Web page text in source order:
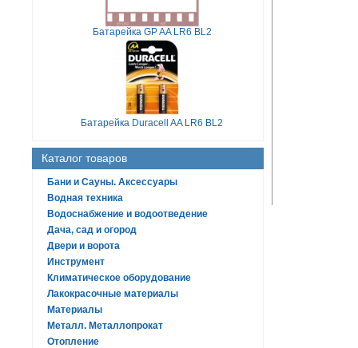
Батарейка GP AA LR6 BL2
Батарейка Duracell AA LR6 BL2
Каталог товаров
Бани и Сауны. Аксессуары
Водная техника
Водоснабжение и водоотведение
Дача, сад и огород
Двери и ворота
Инструмент
Климатическое оборудование
Лакокрасочные материалы
Материалы
Металл. Металлопрокат
Отопление